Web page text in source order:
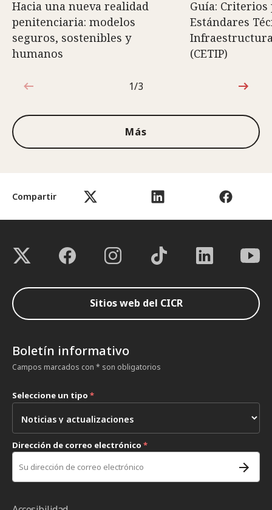
Compartir
Hacia una nueva realidad
penitenciaria: modelos
seguros, sostenibles y
humanos
Guía: Criterios
Estándares
(CETIP)
1de3
1/3
Más
Sitios web del CICR
Boletín informativo
Campos marcados con * son obligatorios
Seleccione un tipo *
Dirección de correo electrónico *